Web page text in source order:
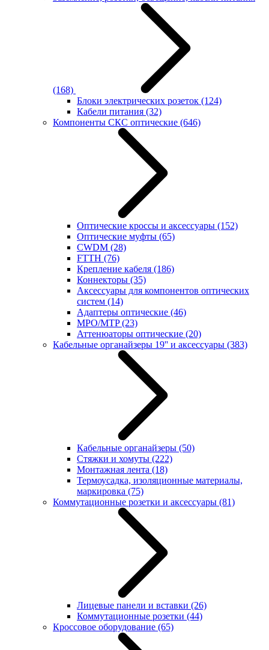
(168)
Блоки электрических розеток (124)
Кабели питания (32)
Компоненты СКС оптические (646)
Оптические кроссы и аксессуары (152)
Оптические муфты (65)
CWDM (28)
FTTH (76)
Крепление кабеля (186)
Коннекторы (35)
Аксессуары для компонентов оптических
систем (14)
Адаптеры оптические (46)
MPO/MTP(23)
Аттенюаторы оптические (20)
Кабельные органайзеры 19'' и аксессуары (383)
Кабельные органайзеры (50)
Стяжки и хомуты (222)
Монтажная лента (18)
Термоусадка, изоляционные материалы,
маркировка (75)
Коммутационные розетки и аксессуары (81)
Лицевые панели и вставки (26)
Коммутационные розетки (44)
Кроссовое оборудование (65)